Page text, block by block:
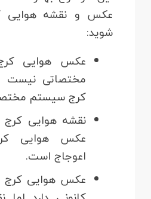
عکس و نقشه هوایی
شوید:
عکس هوایی
مختصاتی نیست
کرج سیستم
نقشه هوایی کرج
عکس هوایی
اعوجاج است.
عکس هوایی کرج